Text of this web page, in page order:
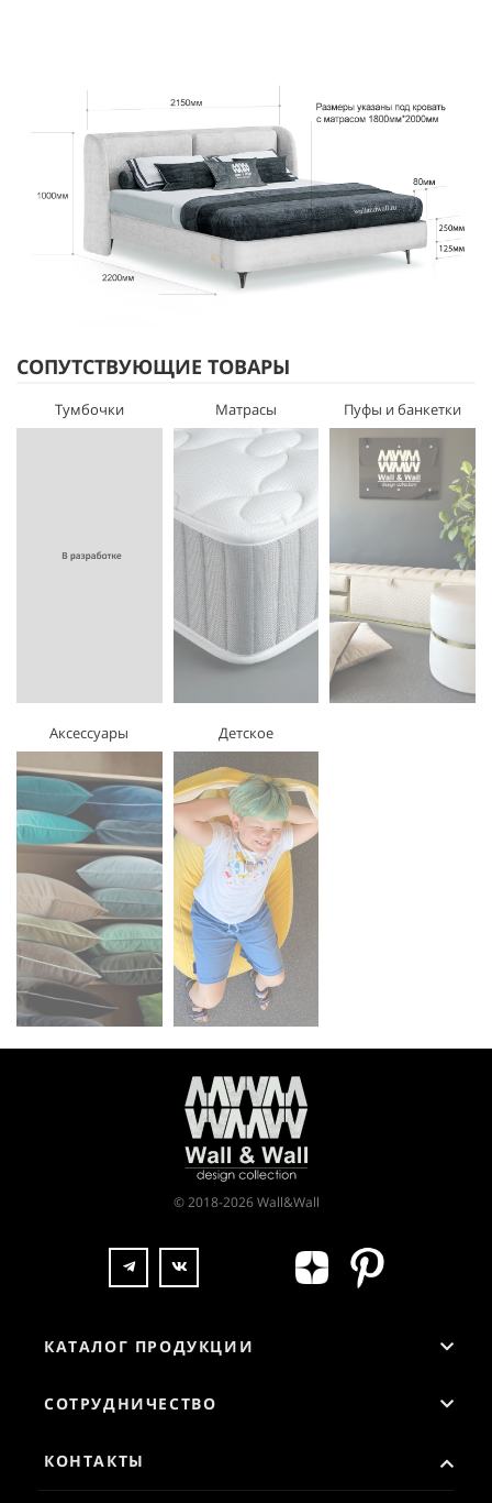
СОПУТСТВУЮЩИЕ ТОВАРЫ
Тумбочки Матрасы Пуфы и банкетки
Аксессуары Детское
© 2018-2026 Wall&Wall
КАТАЛОГ ПРОДУКЦИИ
СОТРУДНИЧЕСТВО
КОНТАКТЫ